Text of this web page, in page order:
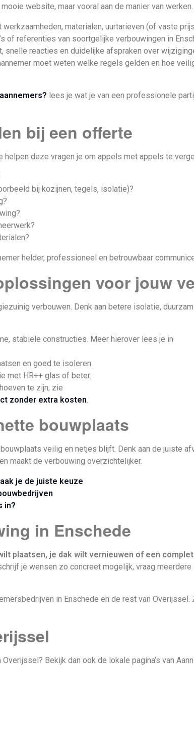
website, maar vooral aan de manier van
werkzaamheden, materialen, uurtarieven (of vaste
of referenties van soortgelijke verbouwingen in
snelle reacties en duidelijke afspraken over
moet weten welke regels gelden en hoe
lees je wat je van een professionele
bij een offerte
deze vragen je om appels met appels te
bij kozijnen, tegels, isolatie)?
helder, professioneel en betrouwbaar
voor jouw
verbouwen. Denk aan betere isolatie,
stabiele constructies. Meer hierover lees je in
en goed te isoleren.
met HR++ glas of beter.
te zijn; zie
zonder extra kosten.
bouwplaats
veilig en netjes blijft. Denk aan de juiste
maakt de verbouwing overzichtelijker.
je de juiste keuze
in?
in Enschede
plaatsen, je dak wilt vernieuwen of een
je wensen zo concreet mogelijk, vraag
in Enschede en de rest van
Bekijk dan ook de lokale pagina’s van